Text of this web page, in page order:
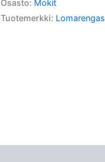
Osasto: Mokit
Tuotemerkki: Lomarengas